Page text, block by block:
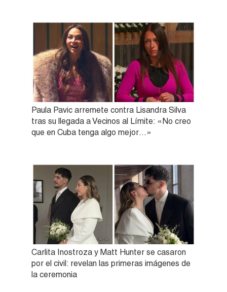
Paula Pavic arremete contra Lisandra Silva
tras su llegada a Vecinos al Límite: «No creo
que en Cuba tenga algo mejor…»
Carlita Inostroza y Matt Hunter se casaron
por el civil: revelan las primeras imágenes de
la ceremonia